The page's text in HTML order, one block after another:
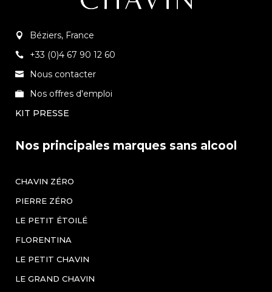
Béziers, France
+33 (0)4 67 90 12 60
Nous contacter
Nos offres d'emploi
KIT PRESSE
Nos principales marques sans alcool
CHAVIN ZÉRO
PIERRE ZÉRO
LE PETIT ÉTOILÉ
FLORENTINA
LE PETIT CHAVIN
LE GRAND CHAVIN